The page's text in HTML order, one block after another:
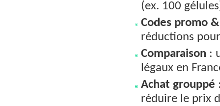
(ex. 100
Codes promo
réductions
Comparaison :
légaux en
Achat grouppé
réduire le prix